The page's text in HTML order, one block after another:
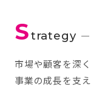
Strategy —
市場や顧客を深
事業の成長を支え